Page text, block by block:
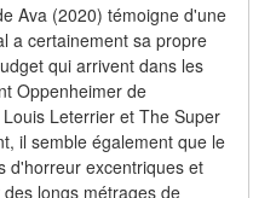
Ava (2020) témoigne d'une
a certainement sa propre
qui arrivent dans les
Oppenheimer de
Leterrier et The Super
il semble également que le
d'horreur excentriques et
longs métrages de